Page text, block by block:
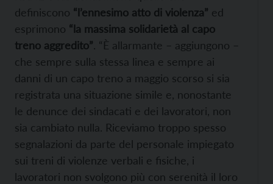
definiscono “l’ennesimo atto di violenza” ed
esprimono “la massima solidarietà al capo
treno aggredito”. “È allarmante – aggiungono –
che sempre sulla stessa linea e sempre ai
danni di un capo treno a maggio scorso si sia
registrata una situazione simile e, nonostante
le denunce dei sindacati e dei lavoratori, non
sia cambiato nulla. Riceviamo troppo spesso
segnalazioni da parte del personale impiegato
sui treni di violenze verbali e fisiche, i
lavoratori non svolgono più con serenità il loro